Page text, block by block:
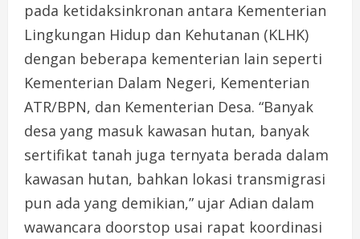
pada ketidaksinkronan antara Kementerian
Lingkungan Hidup dan Kehutanan (KLHK)
dengan beberapa kementerian lain seperti
Kementerian Dalam Negeri, Kementerian
ATR/BPN, dan Kementerian Desa. “Banyak
desa yang masuk kawasan hutan, banyak
sertifikat tanah juga ternyata berada dalam
kawasan hutan, bahkan lokasi transmigrasi
pun ada yang demikian,” ujar Adian dalam
wawancara doorstop usai rapat koordinasi